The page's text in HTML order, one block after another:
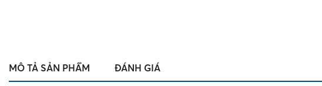
MÔ TẢ SẢN PHẨM ĐÁNH GIÁ